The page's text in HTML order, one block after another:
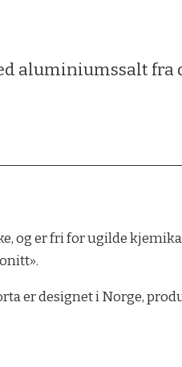
aluminiumssalt fra
og er fri for ugilde
er designet i Norge,